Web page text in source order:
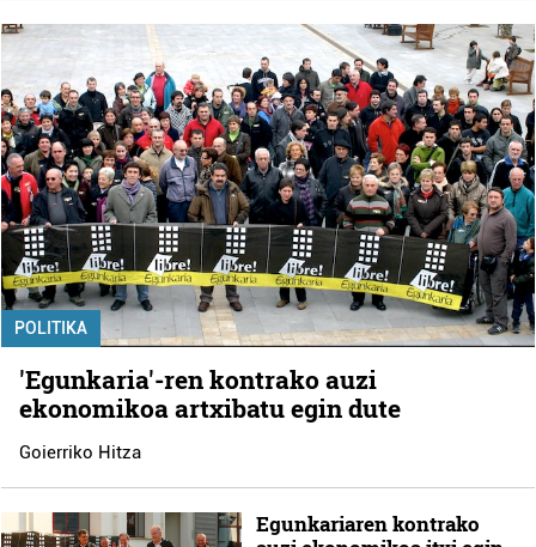
POLITIKA
'Egunkaria'-ren kontrako auzi
ekonomikoa artxibatu egin dute
Goierriko Hitza
Egunkariaren kontrako